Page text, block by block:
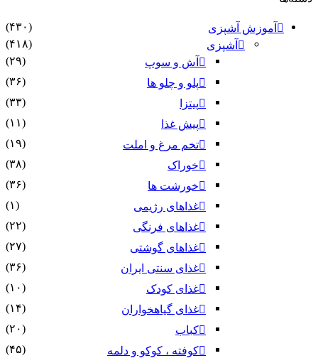
آموزش آشپزی
(۴۳۰)
آشپزی
(۴۱۸)
آش و سوپ
(۲۹)
پلو و چلو ها
(۳۶)
پیتزا
(۳۳)
پیش غذا
(۱۱)
تخم مرغ و املت
(۱۹)
خوراک
(۳۸)
خورشت ها
(۳۶)
غذاهای رژیمی
(۱)
غذاهای فرنگی
(۲۲)
غذاهای گوشتی
(۲۷)
غذای سنتی ایران
(۳۶)
غذای کودک
(۱۰)
غذای گیاهخواران
(۱۴)
کباب
(۲۰)
کوفته ، کوکو و دلمه
(۴۵)